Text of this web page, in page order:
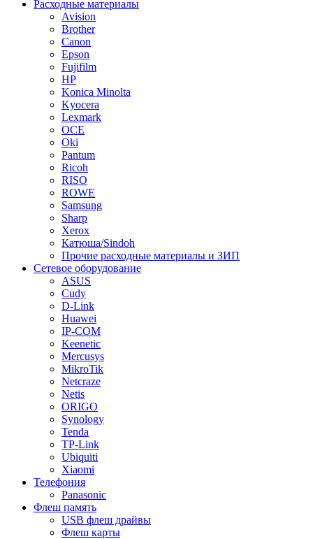
Расходные материалы
Avision
Brother
Canon
Epson
Fujifilm
HP
Konica Minolta
Kyocera
Lexmark
OCE
Oki
Pantum
Ricoh
RISO
ROWE
Samsung
Sharp
Xerox
Катюша/Sindoh
Прочие расходные материалы и ЗИП
Сетевое оборудование
ASUS
Cudy
D-Link
Huawei
IP-COM
Keenetic
Mercusys
MikroTik
Netcraze
Netis
ORIGO
Synology
Tenda
TP-Link
Ubiquiti
Xiaomi
Телефония
Panasonic
Флеш память
USB флеш драйвы
Флеш карты